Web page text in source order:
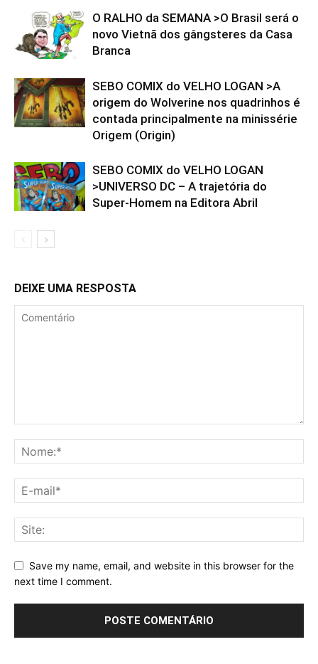
O RALHO da SEMANA >O Brasil será o
novo Vietnã dos gângsteres da Casa
Branca
SEBO COMIX do VELHO LOGAN >A
origem do Wolverine nos quadrinhos é
contada principalmente na minissérie
Origem (Origin)
SEBO COMIX do VELHO LOGAN
>UNIVERSO DC – A trajetória do
Super-Homem na Editora Abril
DEIXE UMA RESPOSTA
Save my name, email, and website in this browser for the
next time I comment.